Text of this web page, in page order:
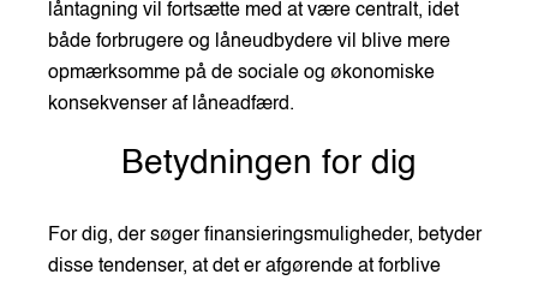
låntagning vil fortsætte med at være centralt, idet
både forbrugere og låneudbydere vil blive mere
opmærksomme på de sociale og økonomiske
konsekvenser af låneadfærd.
Betydningen for dig
For dig, der søger finansieringsmuligheder, betyder
disse tendenser, at det er afgørende at forblive